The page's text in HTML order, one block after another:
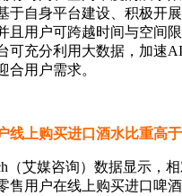
于自身平台建设、积极开
且用户可跨越时间与空间
可充分利用大数据，加速AI
合用户需求。
线上购买进口酒水比重高
艾媒咨询）数据显示，
售用户在线上购买进口啤